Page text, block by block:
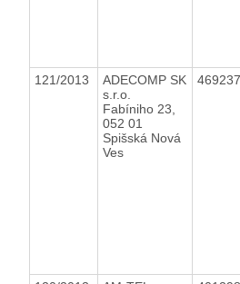
121/2013
ADECOMP SK
s.r.o.
Fabíniho 23,
052 01
Spišská Nová
Ves